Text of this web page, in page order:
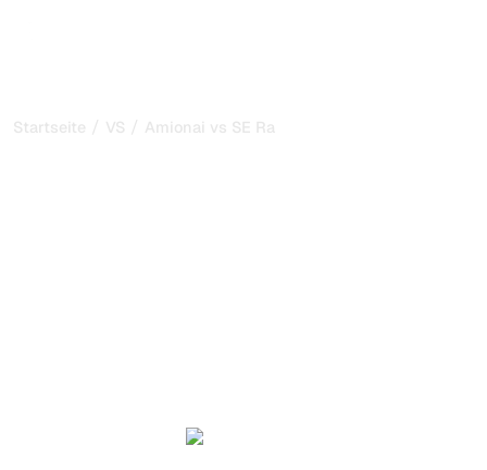
Startseite / VS / Amionai vs SE Ranking